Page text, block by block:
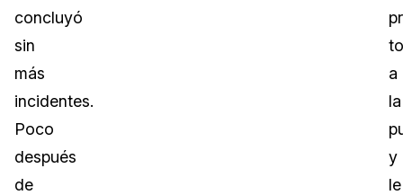
concluyó
sin
más
incidentes.
Poco
después
de
a
la
y
le